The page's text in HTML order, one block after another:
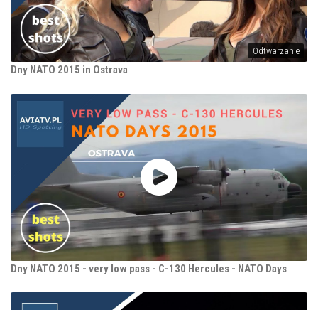
Odtwarzanie
Dny NATO 2015 in Ostrava
Dny NATO 2015 - very low pass - C-130 Hercules - NATO Days